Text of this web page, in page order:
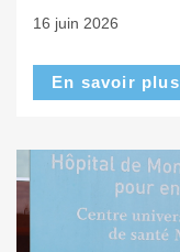
16 juin 2026
En savoir plus